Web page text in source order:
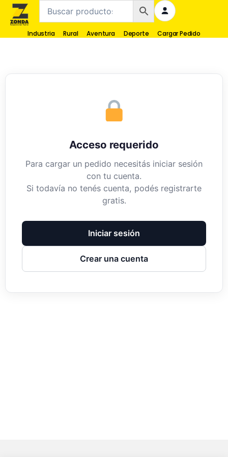
Industria Rural Aventura Deporte Cargar Pedido
Acceso requerido
Para cargar un pedido necesitás iniciar sesión
con tu cuenta.
Si todavía no tenés cuenta, podés registrarte
gratis.
Iniciar sesión
Crear una cuenta